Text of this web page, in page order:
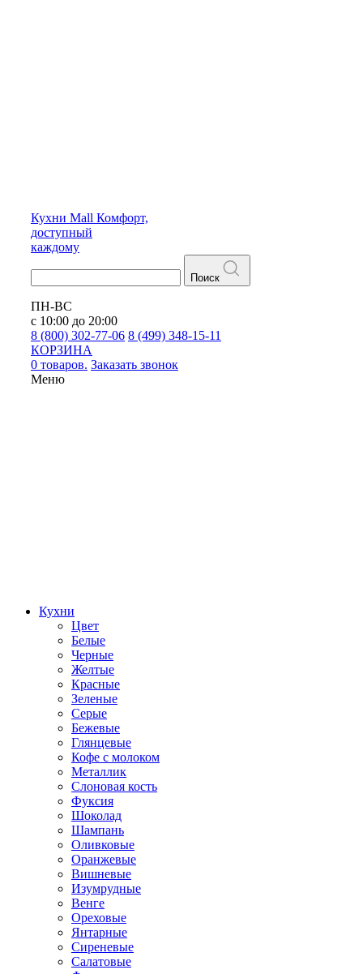
Кухни Mall Комфорт,
доступный
каждому
Поиск
ПН-ВС
с 10:00 до 20:00
8 (800) 302-77-06 8 (499) 348-15-11
КОРЗИНА
0 товаров. Заказать звонок
Меню
Кухни
Цвет
Белые
Черные
Желтые
Красные
Зеленые
Серые
Бежевые
Глянцевые
Кофе с молоком
Металлик
Слоновая кость
Фуксия
Шоколад
Шампань
Оливковые
Оранжевые
Вишневые
Изумрудные
Венге
Ореховые
Янтарные
Сиреневые
Салатовые